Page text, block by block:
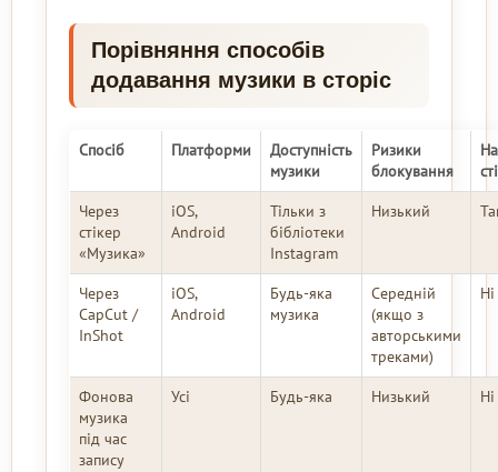
Порівняння способів
додавання музики в сторіс
Спосіб Платформи
Доступність
музики
Ризики
блокування
Через
стікер
«Музика»
iOS,
Android
Тільки з
бібліотеки
Instagram
Низький
Через
CapCut /
InShot
iOS,
Android
Будь-яка
музика
Середній
(якщо з
авторськими
треками)
Ні
Фонова
музика
під час
запису
Усі Будь-яка Низький Ні